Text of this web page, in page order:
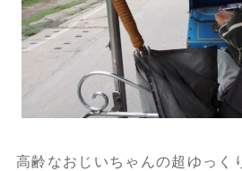
高齢なおじいちゃんの超ゆっく